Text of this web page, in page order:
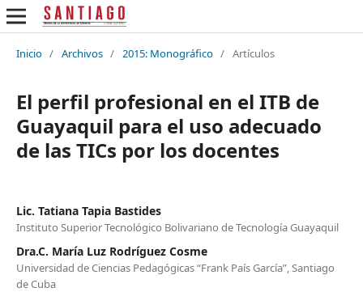
Inicio / Archivos / 2015: Monográfico / Artículos
El perfil profesional en el ITB de
Guayaquil para el uso adecuado
de las TICs por los docentes
Lic. Tatiana Tapia Bastides
Instituto Superior Tecnológico Bolivariano de Tecnología Guayaquil
Dra.C. María Luz Rodríguez Cosme
Universidad de Ciencias Pedagógicas “Frank País García”, Santiago
de Cuba